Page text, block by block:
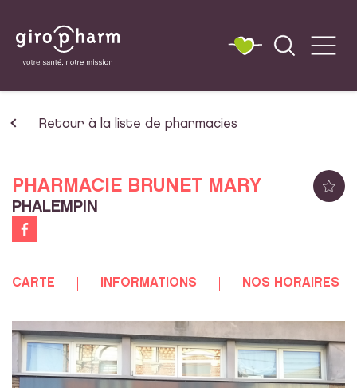
Retour à la liste de pharmacies
PHARMACIE BRUNET MARY
PHALEMPIN
CARTE INFORMATIONS NOS HORAIRES